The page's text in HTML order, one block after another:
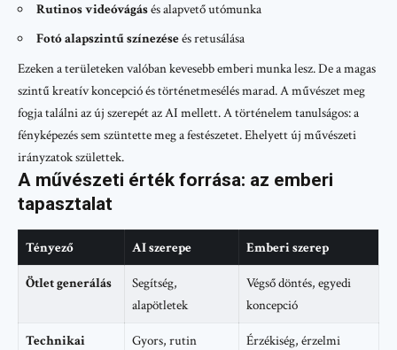
Rutinos videóvágásés alapvető utómunka
Fotó alapszintű színezéseés retusálása
Ezeken a területeken valóban kevesebb emberi munka lesz. De a magas
szintű kreatív koncepció és történetmesélés marad. A művészet meg
fogja találni az új szerepét az AI mellett. A történelem tanulságos: a
fényképezés sem szüntette meg a festészetet. Ehelyett új művészeti
irányzatok születtek.
A művészeti érték forrása: az emberi
tapasztalat
Tényező AI szerepe Emberi szerep
Ötlet generálás
Segítség,
alapötletek
Végső döntés, egyedi
koncepció
Technikai
Gyors, rutin
Érzékiség, érzelmi